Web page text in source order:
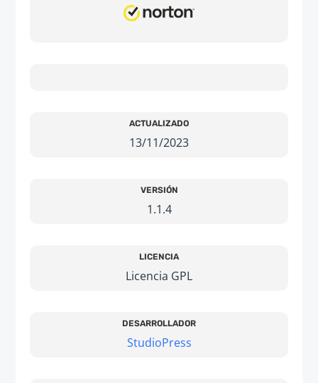
ACTUALIZADO
13/11/2023
VERSIÓN
1.1.4
LICENCIA
Licencia GPL
DESARROLLADOR
StudioPress